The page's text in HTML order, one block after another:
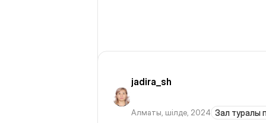
jadira_sh
Алматы, шілде, 2024 Зал туралы